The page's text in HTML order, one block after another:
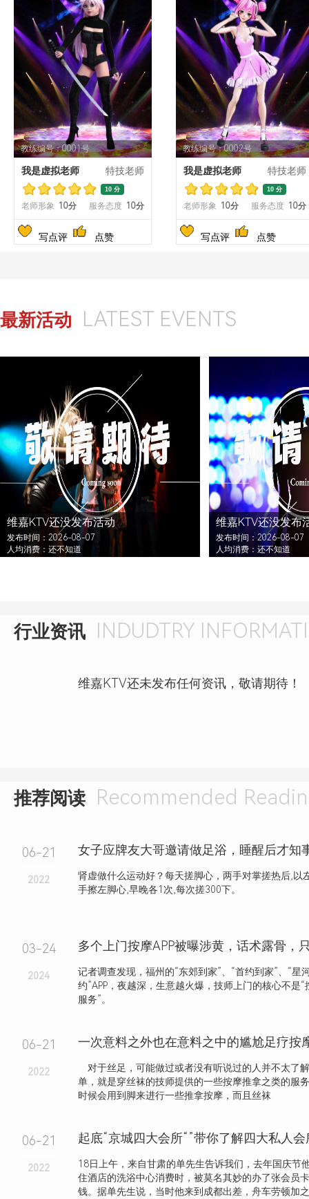
教练编号：0001号
我是虚拟老师 特技老师
10 分
老师形象 10分 服务态度 10分
写点评 点赞
教练编号：0002号
我是虚拟老师 特技老师
10 分
老师形象 10分 服务态度 10分
写点评 点赞
最新活动 LATEST EVENTS
维嘉KTV还没发布活动
发布时间：2026-08-07
人均消费：还不知道
维嘉KTV还没发布
发布时间：2026-08-07
人均消费：还不知道
行业资讯 INDUDTRY
维嘉KTV还未发布任何资讯，敬请期待！
推荐阅读 Recommended
06-21
2022
肾虚做什么运动好？每天搓脚心，两手对掌搓热后,以
手擦左脚心,早晚各1次,每次搓300下。
03-24
2024
记者调查发现，福州的“东郊到家”、“首约到家”、“星
约”APP，夜越深，生意越火爆，技师上门的核心不是“
服务”。
06-21
2022
一次意料之外也在意料之中的尴尬足疗按
对于丝足，可能做过或者没有听说过的人并不太了
单，就是穿丝袜的技师提供的一些按摩推拿之类的服
时候会用到脚来进行一些推拿按摩，而且丝袜
06-21
2022
起底“京城四大会所“”带你了解四大私人
18日上午，来自甘肃的单先生告诉我们，去年国庆节
住酒店的洗浴中心消费时，被莫名其妙的办了张会员
钱。据单先生说，当时他来到成都出差，舟车劳顿加